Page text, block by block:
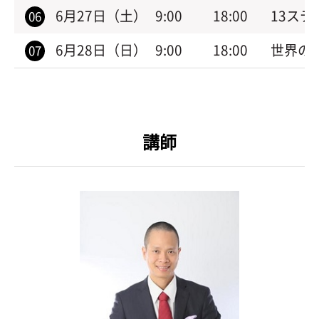
06 6月27日（土） 9:00 18:00 13ステ
07 6月28日（日） 9:00 18:00 世界の
講師